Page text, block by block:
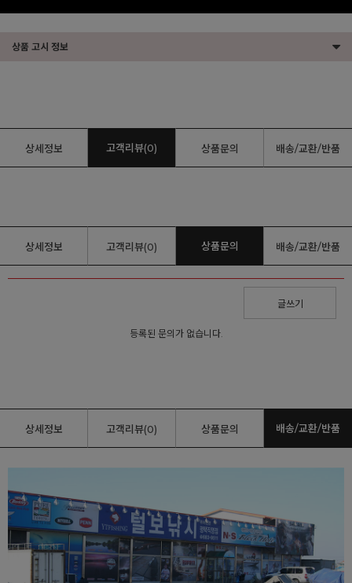
상품 고시 정보
상세정보 고객리뷰(0) 상품문의 배송/교환/반품
상세정보 고객리뷰(0) 상품문의 배송/교환/반품
글쓰기
등록된 문의가 없습니다.
상세정보 고객리뷰(0) 상품문의 배송/교환/반품